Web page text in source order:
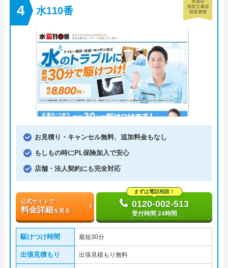
水110番
お見積り・キャンセル無料、追加料金もなし
もしもの時にPL保険加入で安心
店舗・法人契約にも完全対応
公式サイトで
料金詳細を見る
まずは電話相談！
0120-002-513
受付時間 24時間
駆けつけ時間 最短30分
出張見積もり 出張見積もり無料